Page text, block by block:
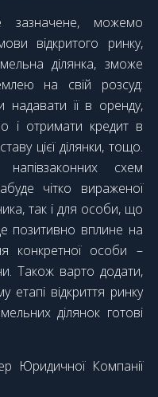
відкритого ринку,
ділянка, зможе
на свій розсуд:
її в оренду,
і отримати кредит в
цієї ділянки, тощо.
схем
чітко вираженої
так і для особи, що
позитивно вплине на
конкретної особи –
Також варто додати,
відкриття ринку
ділянок готові
Юридичної Компанії